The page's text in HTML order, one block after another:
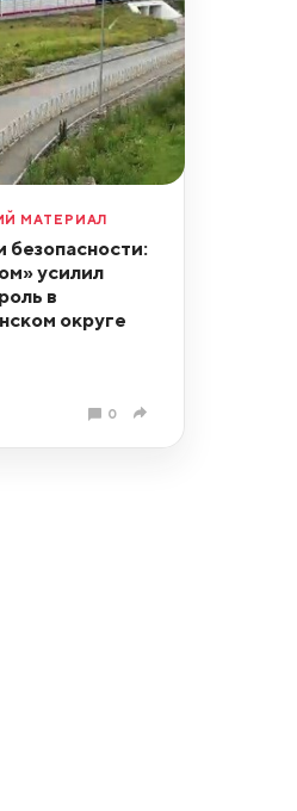
МАТЕРИАЛ
безопасности:
усилил
в
округе
0